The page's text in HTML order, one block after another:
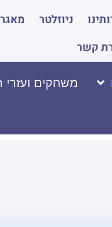
ניוזלטר
קשר
משחקים ועזרי